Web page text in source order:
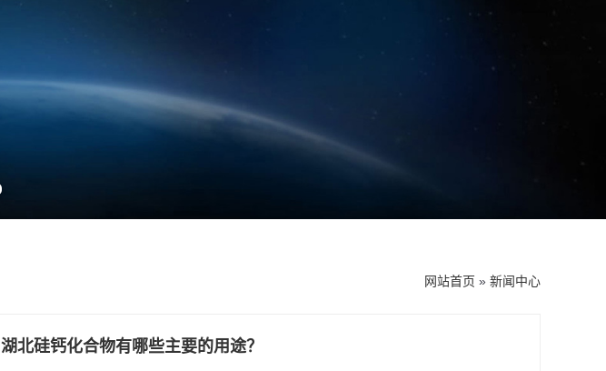
网站首页 » 新闻中心
湖北硅钙化合物有哪些主要的用途？